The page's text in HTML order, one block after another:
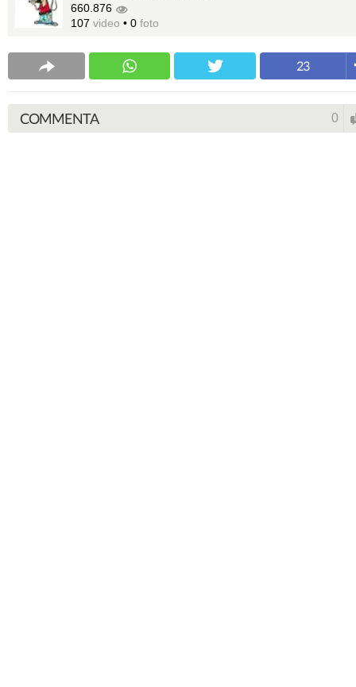
660.876
107 video • 0 foto
23
COMMENTA 0